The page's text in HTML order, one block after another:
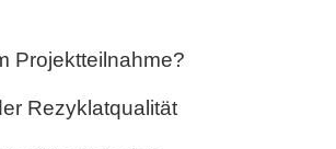
Projektteilnahme?
Rezyklatqualität